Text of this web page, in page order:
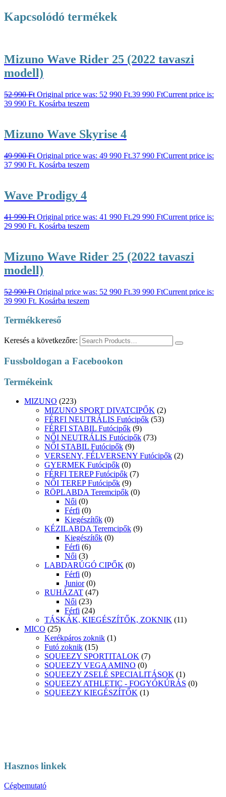
Kapcsolódó termékek
Mizuno Wave Rider 25 (2022 tavaszi
modell)
52 990Ft Original price was: 52 990 Ft.39 990 FtCurrent price is:
39 990 Ft. Kosárba teszem
Mizuno Wave Skyrise 4
49 990Ft Original price was: 49 990 Ft.37 990 FtCurrent price is:
37 990 Ft. Kosárba teszem
Wave Prodigy 4
41 990Ft Original price was: 41 990 Ft.29 990 FtCurrent price is:
29 990 Ft. Kosárba teszem
Mizuno Wave Rider 25 (2022 tavaszi
modell)
52 990Ft Original price was: 52 990 Ft.39 990 FtCurrent price is:
39 990 Ft. Kosárba teszem
Termékkereső
Keresés a következőre:
Fussboldogan a Facebookon
Termékeink
MIZUNO (223)
MIZUNO SPORT DIVATCIPŐK (2)
FÉRFI NEUTRÁLIS Futócipők (53)
FÉRFI STABIL Futócipők (9)
NŐI NEUTRÁLIS Futócipők (73)
NŐI STABIL Futócipők (9)
VERSENY, FÉLVERSENY Futócipők (2)
GYERMEK Futócipők (0)
FÉRFI TEREP Futócipők (7)
NŐI TEREP Futócipők (9)
RÖPLABDA Teremcipők (0)
Női (0)
Férfi (0)
Kiegészítők (0)
KÉZILABDA Teremcipők (9)
Kiegészítők (0)
Férfi (6)
Női (3)
LABDARÚGÓ CIPŐK (0)
Férfi (0)
Junior (0)
RUHÁZAT (47)
Női (23)
Férfi (24)
TÁSKÁK, KIEGÉSZÍTŐK, ZOKNIK (11)
MICO (25)
Kerékpáros zoknik (1)
Futó zoknik (15)
SQUEEZY SPORTITALOK (7)
SQUEEZY VEGA AMINO (0)
SQUEEZY ZSELÉ SPECIALITÁSOK (1)
SQUEEZY ATHLETIC - FOGYÓKÚRÁS (0)
SQUEEZY KIEGÉSZÍTŐK (1)
Hasznos linkek
Cégbemutató